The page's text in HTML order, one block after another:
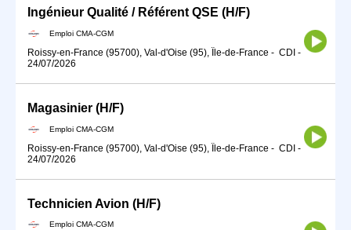
Ingénieur Qualité / Référent QSE (H/F)
Emploi CMA-CGM
Roissy-en-France (95700), Val-d'Oise (95), Île-de-France - CDI -
24/07/2026
Magasinier (H/F)
Emploi CMA-CGM
Roissy-en-France (95700), Val-d'Oise (95), Île-de-France - CDI -
24/07/2026
Technicien Avion (H/F)
Emploi CMA-CGM